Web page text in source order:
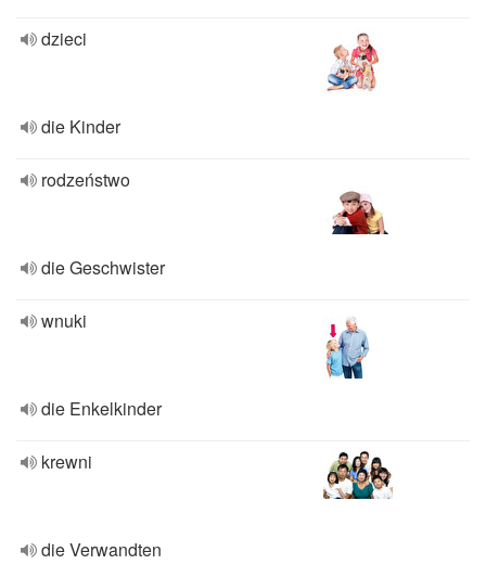
dzieci
die Kinder
rodzeństwo
die Geschwister
wnuki
die Enkelkinder
krewni
die Verwandten